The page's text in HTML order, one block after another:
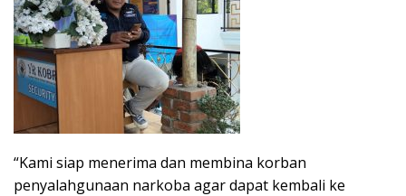
“Kami siap menerima dan membina korban
penyalahgunaan narkoba agar dapat kembali ke